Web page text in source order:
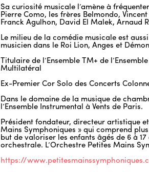
Sa curiosité musicale l’amène à
Pierre Como, les frères Belmondo,
Franck Agulhon, David El Malek, Arnaud
Le milieu de la comédie musicale est
musicien dans le Roi Lion, Anges et
Titulaire de l’Ensemble TM+ de
Multilatéral
Ex-Premier Cor Solo des Concerts
Dans le domaine de la musique de
l’Ensemble Instrumental à Vents de Paris.
Président fondateur, directeur artistique
Mains Symphoniques » qui comprend
but de valoriser les enfants âgés de 6 à
orchestrale. L’Orchestre Petites Mains
https://